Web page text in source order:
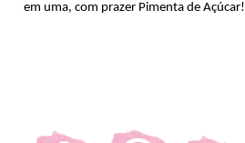
em uma, com prazer Pimenta de Açúcar!